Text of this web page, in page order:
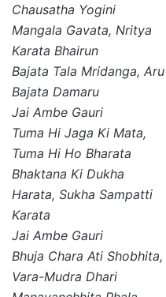
Chausatha Yogini
Mangala Gavata, Nritya
Karata Bhairun
Bajata Tala Mridanga, Aru
Bajata Damaru
Jai Ambe Gauri
Tuma Hi Jaga Ki Mata,
Tuma Hi Ho Bharata
Bhaktana Ki Dukha
Harata, Sukha Sampatti
Karata
Jai Ambe Gauri
Bhuja Chara Ati Shobhita,
Vara-Mudra Dhari